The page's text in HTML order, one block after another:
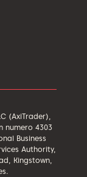
(AxiTrader),
numero 4303
Business
Authority,
Kingstown,